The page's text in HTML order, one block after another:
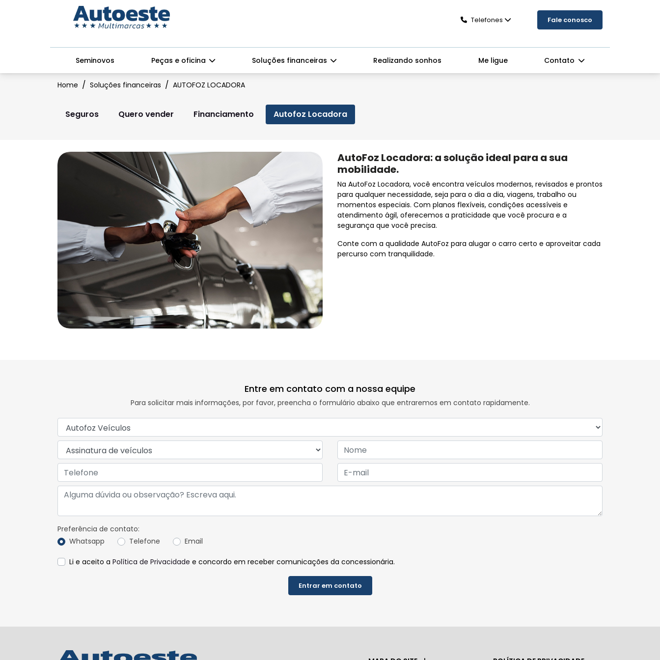
Telefones Fale conosco
Seminovos Peças e oficina Soluções financeiras Realizando sonhos Me ligue Contato
Home Soluções financeiras AUTOFOZ LOCADORA
Seguros Quero vender Financiamento Autofoz Locadora
AutoFoz Locadora: a solução ideal para a sua
mobilidade.
Na AutoFoz Locadora, você encontra veículos modernos, revisados e prontos
para qualquer necessidade, seja para o dia a dia, viagens, trabalho ou
momentos especiais. Com planos flexíveis, condições acessíveis e
atendimento ágil, oferecemos a praticidade que você procura e a
segurança que você precisa.
Conte com a qualidade AutoFoz para alugar o carro certo e aproveitar cada
percurso com tranquilidade.
Entre em contato com a nossa equipe
Para solicitar mais informações, por favor, preencha o formulário abaixo que entraremos em contato rapidamente.
Preferência de contato:
Whatsapp
Telefone Email
Li e aceito a Política de Privacidade e concordo em receber comunicações da concessionária.
Entrar em contato